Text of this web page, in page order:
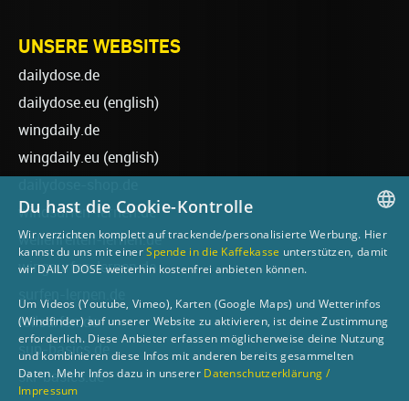
UNSERE WEBSITES
dailydose.de
dailydose.eu (english)
wingdaily.de
wingdaily.eu (english)
windsurfen-lernen.de
wellenreiten-lernen.de
wingsurfen-lernen.de
foilsurfen.de
sup-basics.de
ski-basics.de
GERMAN
Du hast die Cookie-Kontrolle
Wir verzichten komplett auf trackende/personalisierte Werbung. Hier
kannst du uns mit einerSpende in die Kaffekasse unterstützen, damit
wir DAILY DOSE weiterhin kostenfrei anbieten können.
Um Videos (Youtube, Vimeo), Karten (Google Maps) und Wetterinfos
(Windfinder) auf unserer Website zu aktivieren, ist deine Zustimmung
erforderlich. Diese Anbieter erfassen möglicherweise deine Nutzung
und kombinieren diese Infos mit anderen bereits gesammelten
Daten. Mehr Infos dazu in unserer Datenschutzerklärung /
Impressum